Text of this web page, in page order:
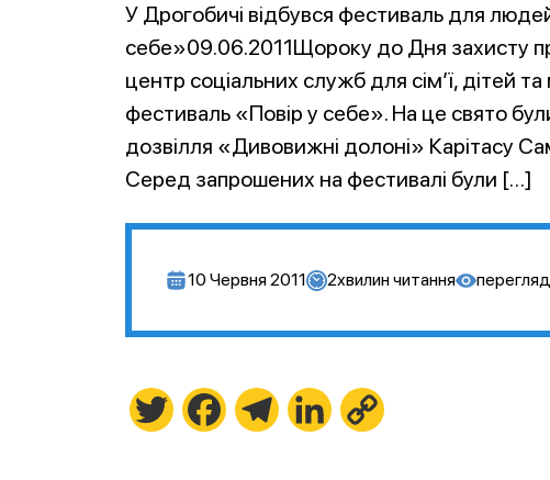
У Дрогобичі відбувся фестиваль для
себе»09.06.2011Щороку до Дня захисту
центр соціальних служб для сім’ї, дітей
фестиваль «Повір у себе». На це свято
дозвілля «Дивовижні долоні» Карітасу
Серед запрошених на фестивалі були […]
10 Червня 2011 2хвилин читання
Twitter FacebookTelegramLinkedIn